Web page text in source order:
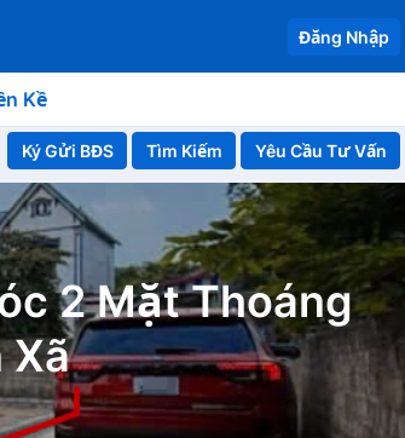
Đăng Nhập
Kề
Ký Gửi BĐS Yêu Cầu Tư Vấn
2 Mặt Thoáng
Xã